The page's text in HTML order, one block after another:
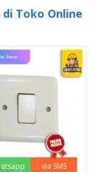
di Toko Online
via SMS